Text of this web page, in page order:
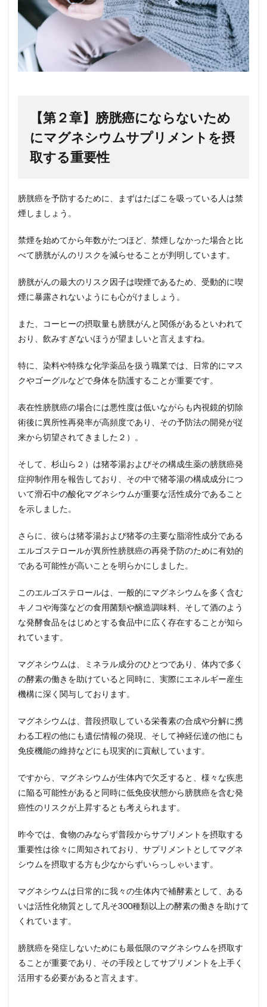
【第２章】膀胱癌にならないため
にマグネシウムサプリメントを摂
取する重要性
膀胱癌を予防するために、まずはたばこを吸っている人は禁
煙しましょう。
禁煙を始めてから年数がたつほど、禁煙しなかった場合と比
べて膀胱がんのリスクを減らせることが判明しています。
膀胱がんの最大のリスク因子は喫煙であるため、受動的に喫
煙に暴露されないようにも心がけましょう。
また、コーヒーの摂取量も膀胱がんと関係があるといわれて
おり、飲みすぎないほうが望ましいと言えますね。
特に、染料や特殊な化学薬品を扱う職業では、日常的にマス
クやゴーグルなどで身体を防護することが重要です。
表在性膀胱癌の場合には悪性度は低いながらも内視鏡的切除
術後に異所性再発率が高頻度であり、その予防法の開発が従
来から切望されてきました２）。
そして、杉山ら２）は猪苓湯およびその構成生薬の膀胱癌発
症抑制作用を報告しており、その中で猪苓湯の構成成分につ
いて滑石中の酸化マグネシウムが重要な活性成分であること
を示しました。
さらに、彼らは猪苓湯および猪苓の主要な脂溶性成分である
エルゴステロールが異所性膀胱癌の再発予防のために有効的
である可能性が高いことを明らかにしました。
このエルゴステロールは、一般的にマグネシウムを多く含む
キノコや海藻などの食用菌類や醸造調味料、そして酒のよう
な発酵食品をはじめとする食品中に広く存在することが知ら
れています。
マグネシウムは、ミネラル成分のひとつであり、体内で多く
の酵素の働きを助けていると同時に、実際にエネルギー産生
機構に深く関与しております。
マグネシウムは、普段摂取している栄養素の合成や分解に携
わる工程の他にも遺伝情報の発現、そして神経伝達の他にも
免疫機能の維持などにも現実的に貢献しています。
ですから、マグネシウムが生体内で欠乏すると、様々な疾患
に陥る可能性があると同時に低免疫状態から膀胱癌を含む発
癌性のリスクが上昇するとも考えられます。
昨今では、食物のみならず普段からサプリメントを摂取する
重要性は徐々に周知されており、サプリメントとしてマグネ
シウムを摂取する方も少なからずいらっしゃいます。
マグネシウムは日常的に我々の生体内で補酵素として、ある
いは活性化物質として凡そ300種類以上の酵素の働きを助けて
くれています。
膀胱癌を発症しないためにも最低限のマグネシウムを摂取す
ることが重要であり、その手段としてサプリメントを上手く
活用する必要があると言えます。